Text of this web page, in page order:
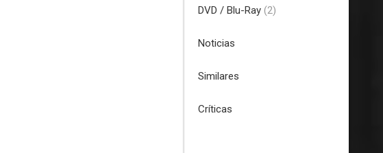
DVD / Blu-Ray (2)
Noticias
Similares
Críticas